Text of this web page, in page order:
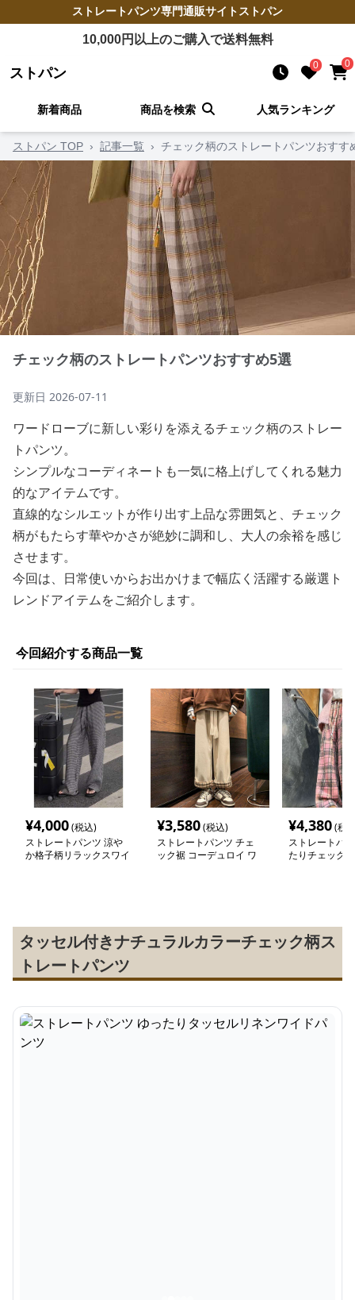
ストレートパンツ専門通販サイト ストパン
10,000円以上のご購入で送料無料
ストパン 0 0
新着商品 商品を検索 人気ランキング
ストパン TOP › 記事一覧 › チェック柄のストレートパンツおすす
チェック柄のストレートパンツおすすめ5選
更新日 2026-07-11
ワードローブに新しい彩りを添えるチェック柄のストレー
トパンツ。
シンプルなコーディネートも一気に格上げしてくれる魅力
的なアイテムです。
直線的なシルエットが作り出す上品な雰囲気と、チェック
柄がもたらす華やかさが絶妙に調和し、大人の余裕を感じ
させます。
今回は、日常使いからお出かけまで幅広く活躍する厳選ト
レンドアイテムをご紹介します。
今回紹介する商品一覧
¥4,000(税込)
ストレートパンツ 涼や
か格子柄リラックスワイ
¥3,580(税込)
ストレートパンツ チェ
ック裾 コーデュロイ ワ
¥4,380(税
ストレートパ
たりチェック
タッセル付きナチュラルカラーチェック柄ス
トレートパンツ